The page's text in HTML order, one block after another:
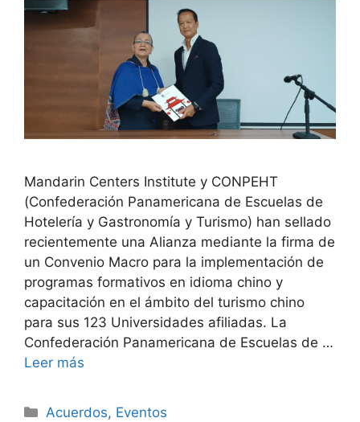
Mandarin Centers Institute y CONPEHT
(Confederación Panamericana de Escuelas de
Hotelería y Gastronomía y Turismo) han sellado
recientemente una Alianza mediante la firma de
un Convenio Macro para la implementación de
programas formativos en idioma chino y
capacitación en el ámbito del turismo chino
para sus 123 Universidades afiliadas. La
Confederación Panamericana de Escuelas de …
Leer más
Acuerdos, Eventos